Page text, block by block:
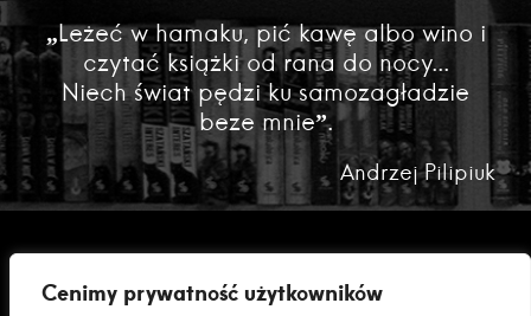
Cenimy prywatność użytkowników
„Leżeć w hamaku, pić kawę albo wino i
czytać książki od rana do nocy...
Niech świat pędzi ku samozagładzie
beze mnie”.
Andrzej Pilipiuk